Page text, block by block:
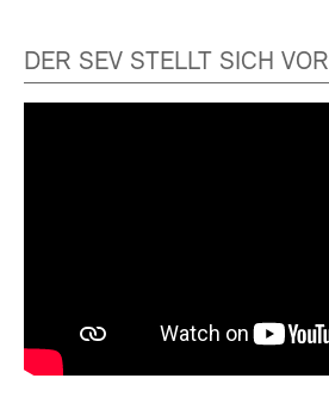
DER SEV STELLT SICH VOR